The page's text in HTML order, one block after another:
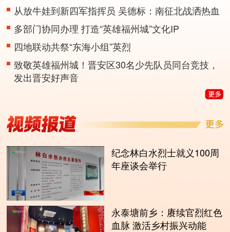
从放牛娃到新四军指挥员 吴德标：南征北战洒热血
多部门协同办理 打造“英雄福州城”文化IP
四地联动共祭“东海小组”英烈
致敬英雄福州城！晋安区30名少先队员同台竞技，
发出晋安好声音
纪念林白水烈士就义100周
年座谈会举行
永泰塘前乡：赓续官烈红色
血脉 激活乡村振兴动能